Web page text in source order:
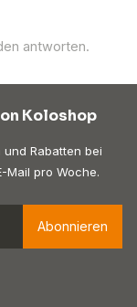
antworten.
Koloshop
Rabatten bei
Mail pro Woche.
Abonnieren